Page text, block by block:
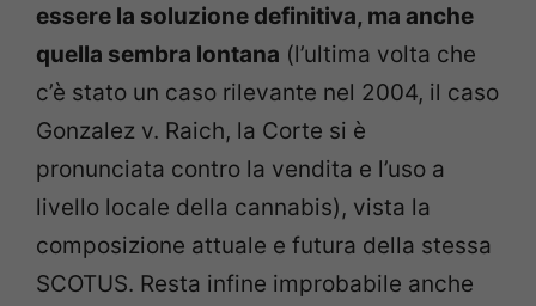
essere la soluzione definitiva, ma anche
quella sembra lontana (l’ultima volta che
c’è stato un caso rilevante nel 2004, il caso
Gonzalez v. Raich, la Corte si è
pronunciata contro la vendita e l’uso a
livello locale della cannabis), vista la
composizione attuale e futura della stessa
SCOTUS. Resta infine improbabile anche